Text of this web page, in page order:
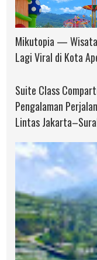
Mikutopia —
Lagi Viral di Kota
Suite Class
Pengalaman
Lintas